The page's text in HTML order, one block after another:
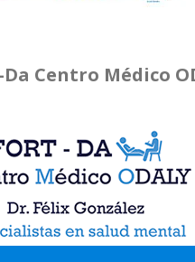
Centro Médico